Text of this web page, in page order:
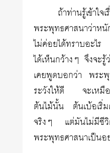
ถ้าท่านรู้เข้าใ
พระพุทธศาสนาว่าห
ไม่ค่อยได้ทราบอะไ
ได้เห็นกว้างๆ จึงจะ
เคยพูดบอกว่า พระ
ระวังให้ดี จะเหมื
ต้นไม้นั้น ต้นเบ้อเ
จริงๆ แต่มันไม่มีชี
พระพุทธศาสนาเป็นอ